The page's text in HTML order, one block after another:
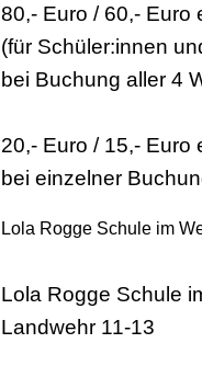
80,- Euro / 60,- Euro
(für Schüler:innen
bei Buchung aller 4
20,- Euro / 15,- Euro
bei einzelner
Lola Rogge Schule im
Lola Rogge Schule
Landwehr 11-13